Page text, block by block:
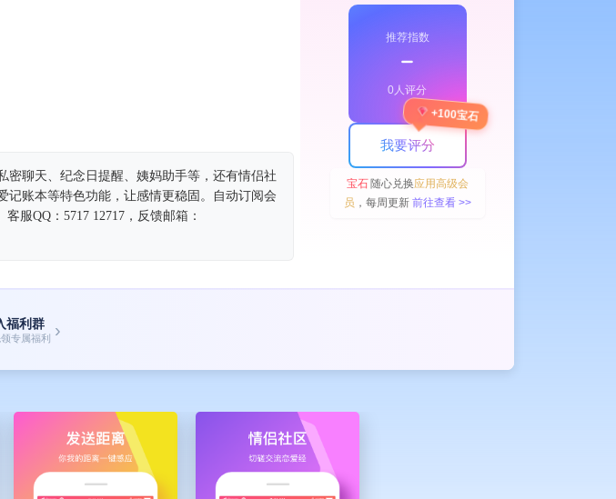
密聊天、纪念日提醒、姨妈助手等，还有情侣社
记账本等特色功能，让感情更稳固。自动订阅会
服QQ：5717 12717，反馈邮箱：
推荐指数
﹣
0人评分
我要评分
+100宝石
宝石随心兑换应用高级会
员 ，每周更新 前往查看 >>
福利群
专属福利 ›